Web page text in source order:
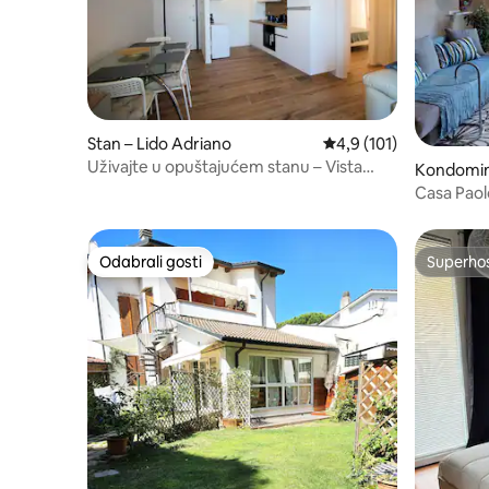
Stan – Lido Adriano Prosječna ocjena:
4,9 (101)
Uživajte u opuštajućem stanu – Vista
Casa
Odabrali gosti
Odabrali gosti